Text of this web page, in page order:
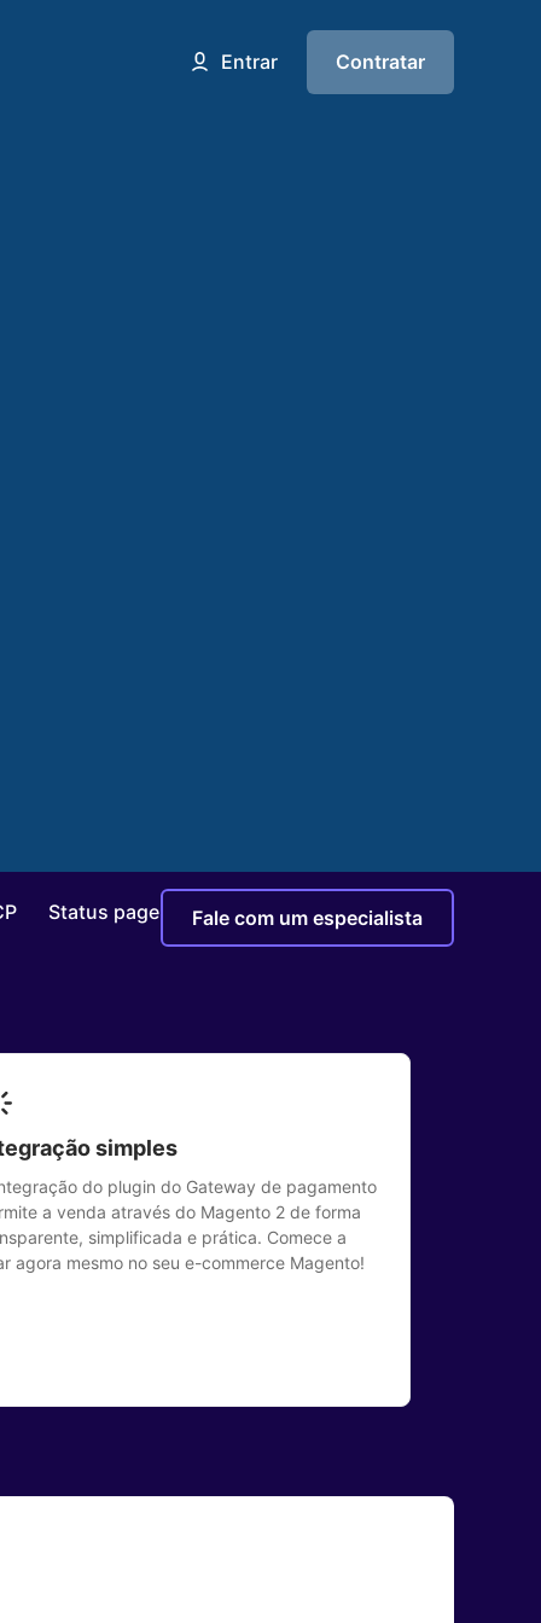
Entrar Contratar
Status page Fale com um especialista
simples
do plugin do Gateway de pagamento
a venda através do Magento 2 de forma
simplificada e prática. Comece a
agora mesmo no seu e-commerce Magento!